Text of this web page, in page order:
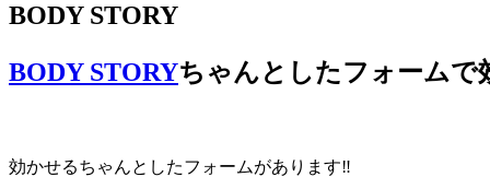
BODY STORY
BODY STORYちゃんとしたフォームで
効かせるちゃんとしたフォームがあります‼️